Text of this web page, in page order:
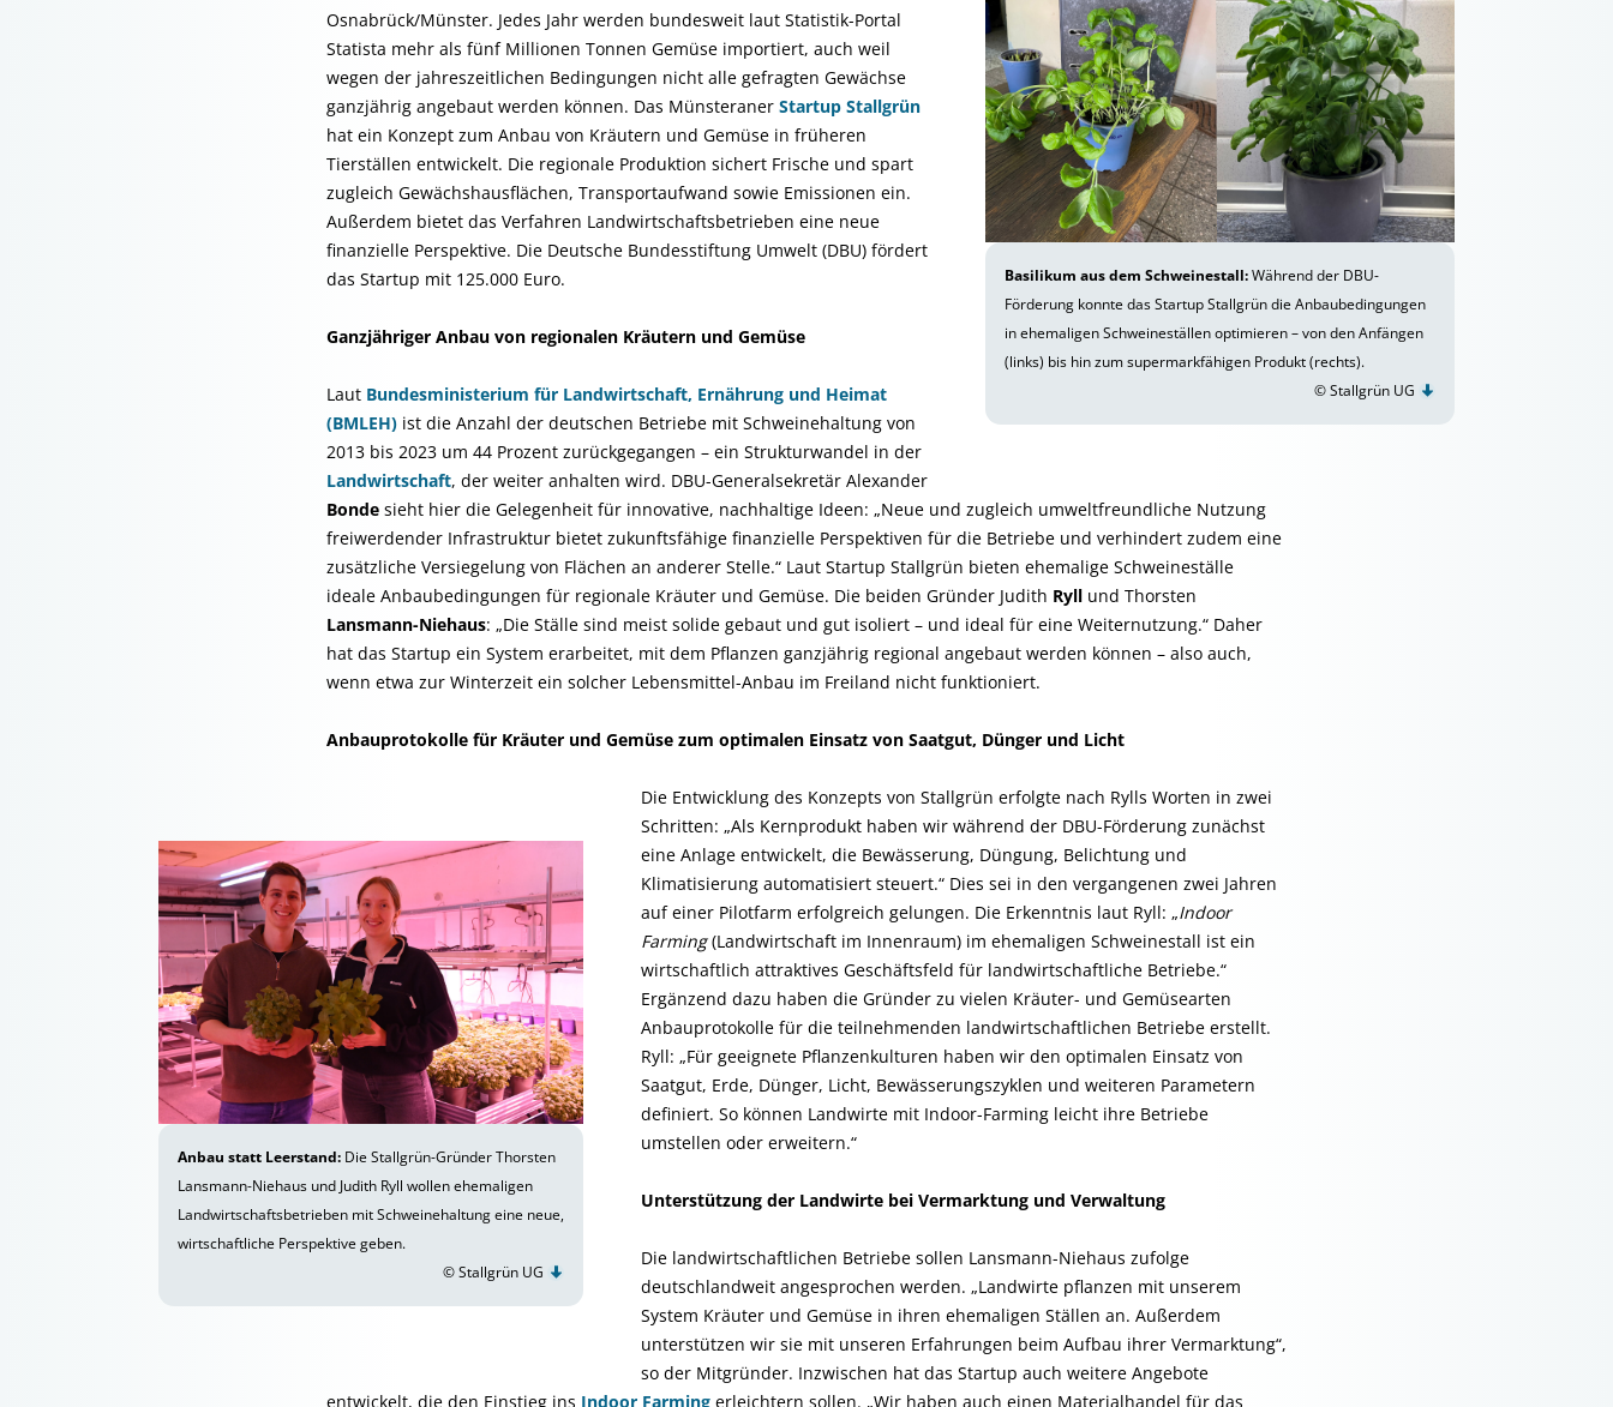
Basilikum aus dem Schweinestall:Während der DBU-
Förderung konnte das Startup Stallgrün die Anbaubedingungen
in ehemaligen Schweineställen optimieren – von den Anfängen
(links) bis hin zum supermarkfähigen Produkt (rechts).
© Stallgrün UG
Osnabrück/Münster. Jedes Jahr werden bundesweit laut Statistik-Portal
Statista mehr als fünf Millionen Tonnen Gemüse importiert, auch weil
wegen der jahreszeitlichen Bedingungen nicht alle gefragten Gewächse
ganzjährig angebaut werden können. Das Münsteraner Startup Stallgrün
hat ein Konzept zum Anbau von Kräutern und Gemüse in früheren
Tierställen entwickelt. Die regionale Produktion sichert Frische und spart
zugleich Gewächshausflächen, Transportaufwand sowie Emissionen ein.
Außerdem bietet das Verfahren Landwirtschaftsbetrieben eine neue
finanzielle Perspektive. Die Deutsche Bundesstiftung Umwelt (DBU) fördert
das Startup mit 125.000 Euro.
Ganzjähriger Anbau von regionalen Kräutern und Gemüse
Laut Bundesministerium für Landwirtschaft, Ernährung und Heimat
(BMLEH) ist die Anzahl der deutschen Betriebe mit Schweinehaltung von
2013 bis 2023 um 44 Prozent zurückgegangen – ein Strukturwandel in der
Landwirtschaft, der weiter anhalten wird. DBU-Generalsekretär Alexander
Bonde sieht hier die Gelegenheit für innovative, nachhaltige Ideen: „Neue und zugleich umweltfreundliche Nutzung
freiwerdender Infrastruktur bietet zukunftsfähige finanzielle Perspektiven für die Betriebe und verhindert zudem eine
zusätzliche Versiegelung von Flächen an anderer Stelle.“ Laut Startup Stallgrün bieten ehemalige Schweineställe
ideale Anbaubedingungen für regionale Kräuter und Gemüse. Die beiden Gründer Judith Ryll und Thorsten
Lansmann-Niehaus: „Die Ställe sind meist solide gebaut und gut isoliert – und ideal für eine Weiternutzung.“ Daher
hat das Startup ein System erarbeitet, mit dem Pflanzen ganzjährig regional angebaut werden können – also auch,
wenn etwa zur Winterzeit ein solcher Lebensmittel-Anbau im Freiland nicht funktioniert.
Anbauprotokolle für Kräuter und Gemüse zum optimalen Einsatz von Saatgut, Dünger und Licht
Anbau statt Leerstand: Die Stallgrün-Gründer Thorsten
Lansmann-Niehaus und Judith Ryll wollen ehemaligen
Landwirtschaftsbetrieben mit Schweinehaltung eine neue,
wirtschaftliche Perspektive geben.
© Stallgrün UG
Die Entwicklung des Konzepts von Stallgrün erfolgte nach Rylls Worten in zwei
Schritten: „Als Kernprodukt haben wir während der DBU-Förderung zunächst
eine Anlage entwickelt, die Bewässerung, Düngung, Belichtung und
Klimatisierung automatisiert steuert.“ Dies sei in den vergangenen zwei Jahren
auf einer Pilotfarm erfolgreich gelungen. Die Erkenntnis laut Ryll: „Indoor
Farming(Landwirtschaft im Innenraum) im ehemaligen Schweinestall ist ein
wirtschaftlich attraktives Geschäftsfeld für landwirtschaftliche Betriebe.“
Ergänzend dazu haben die Gründer zu vielen Kräuter- und Gemüsearten
Anbauprotokolle für die teilnehmenden landwirtschaftlichen Betriebe erstellt.
Ryll: „Für geeignete Pflanzenkulturen haben wir den optimalen Einsatz von
Saatgut, Erde, Dünger, Licht, Bewässerungszyklen und weiteren Parametern
definiert. So können Landwirte mit Indoor-Farming leicht ihre Betriebe
umstellen oder erweitern.“
Unterstützung der Landwirte bei Vermarktung und Verwaltung
Die landwirtschaftlichen Betriebe sollen Lansmann-Niehaus zufolge
deutschlandweit angesprochen werden. „Landwirte pflanzen mit unserem
System Kräuter und Gemüse in ihren ehemaligen Ställen an. Außerdem
unterstützen wir sie mit unseren Erfahrungen beim Aufbau ihrer Vermarktung“,
so der Mitgründer. Inzwischen hat das Startup auch weitere Angebote
entwickelt, die den Einstieg ins Indoor Farming erleichtern sollen. „Wir haben auch einen Materialhandel für das